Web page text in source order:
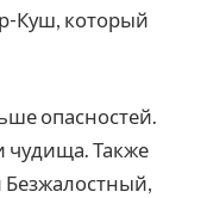
Куш, который
опасностей.
чудища. Также
Безжалостный,